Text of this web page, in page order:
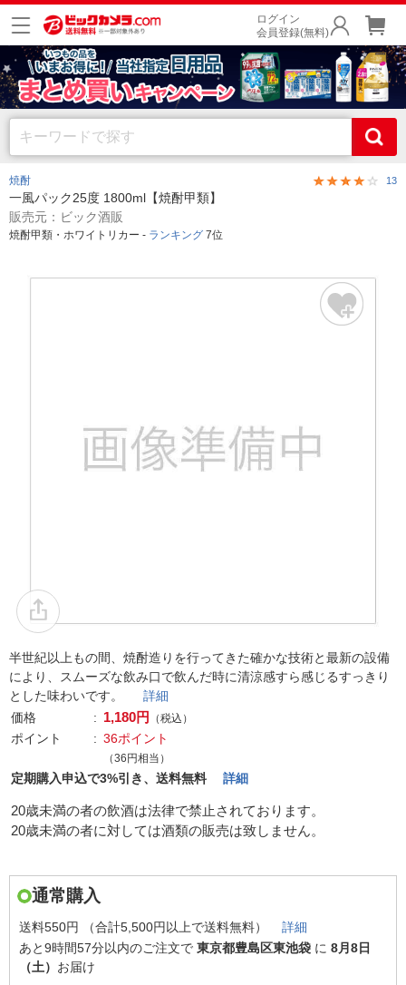
ログイン
会員登録(無料)
焼酎 13
一風パック25度 1800ml【焼酎甲類】
販売元：ビック酒販
焼酎甲類・ホワイトリカー - ランキング 7位
半世紀以上もの間、焼酎造りを行ってきた確かな技術と最新の設備
により、スムーズな飲み口で飲んだ時に清涼感すら感じるすっきり
とした味わいです。 詳細
価格
1,180円 （税込）
ポイント 36ポイント
（36円相当）
定期購入申込で3%引き、送料無料 詳細
20歳未満の者の飲酒は法律で禁止されております。
20歳未満の者に対しては酒類の販売は致しません。
通常購入
送料550円 （合計5,500円以上で送料無料）
詳細
あと9時間57分以内のご注文で 東京都豊島区東池袋 に 8月8日
（土） お届け